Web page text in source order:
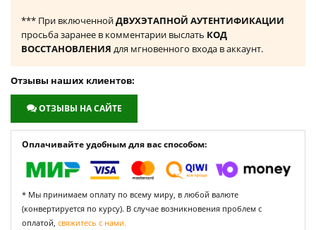
*** При включеннойДВУХЭТАПНОЙ АУТЕНТИФИКАЦИИ
просьба заранее в комментарии выслать КОД
ВОССТАНОВЛЕНИЯ для мгновенного входа в аккаунт.
Отзывы наших клиентов:
ОТЗЫВЫ НА САЙТЕ
Оплачивайте удобным для вас способом:
* Мы принимаем оплату по всему миру, в любой валюте
(конвертируется по курсу). В случае возникновения проблем с
оплатой, свяжитесь с нами.